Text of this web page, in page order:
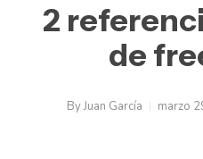
2
de
ByJuan García marzo